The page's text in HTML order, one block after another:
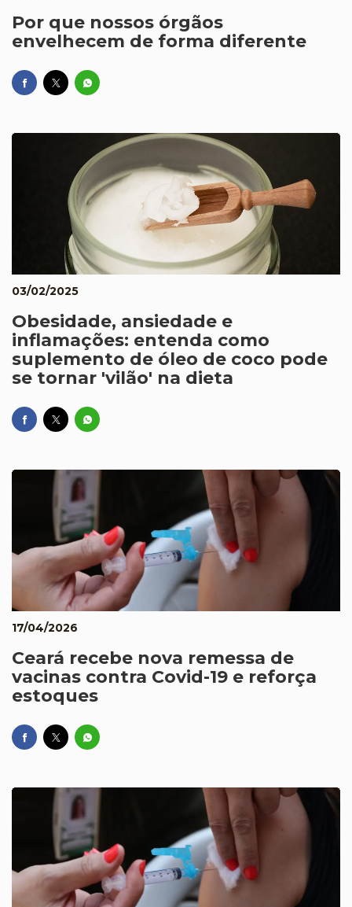
Por que nossos órgãos
envelhecem de forma diferente
03/02/2025
Obesidade, ansiedade e
inflamações: entenda como
suplemento de óleo de coco pode
se tornar 'vilão' na dieta
17/04/2026
Ceará recebe nova remessa de
vacinas contra Covid-19 e reforça
estoques